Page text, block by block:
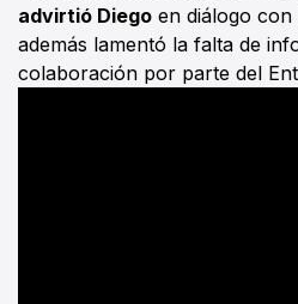
advirtió Diego en diálogo
además lamentó la falta de
colaboración por parte del